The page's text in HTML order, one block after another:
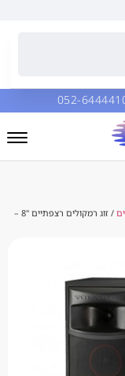
/ זוג רמקולים רצפתיים "8 –